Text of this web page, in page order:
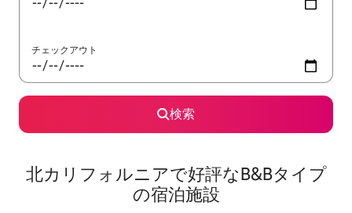
チェックアウト
検索
北カリフォルニアで好評なB&Bタイプ
の宿泊施設